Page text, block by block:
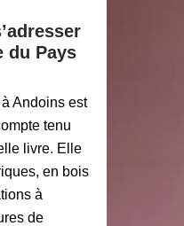
du Pays
Andoins est
tenu
livre. Elle
en bois
à
de